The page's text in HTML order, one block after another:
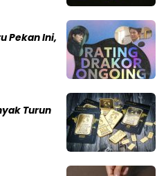
Pekan Ini,
Turun